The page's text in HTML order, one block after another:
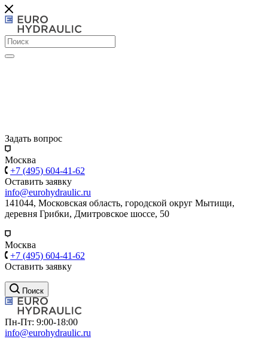
Задать вопрос
Москва
+7 (495) 604-41-62
Оставить заявку
info@eurohydraulic.ru
141044, Московская область, городской округ Мытищи,
деревня Грибки, Дмитровское шоссе, 50
Москва
+7 (495) 604-41-62
Оставить заявку
Поиск
Пн-Пт: 9:00-18:00
info@eurohydraulic.ru